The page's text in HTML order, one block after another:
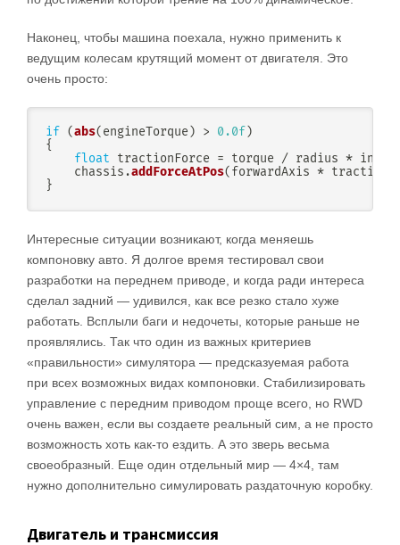
Наконец, чтобы машина поехала, нужно применить к
ведущим колесам крутящий момент от двигателя. Это
очень просто:
if (abs( engineTorque ) > 0.0f )
{
float tractionForce = torque / radius *
    chassis
.addForceAtPos( forwardAxis *
}
Интересные ситуации возникают, когда меняешь
компоновку авто. Я долгое время тестировал свои
разработки на переднем приводе, и когда ради интереса
сделал задний — удивился, как все резко стало хуже
работать. Всплыли баги и недочеты, которые раньше не
проявлялись. Так что один из важных критериев
«правильности» симулятора — предсказуемая работа
при всех возможных видах компоновки. Стабилизировать
управление с передним приводом проще всего, но RWD
очень важен, если вы создаете реальный сим, а не просто
возможность хоть как-то ездить. А это зверь весьма
своеобразный. Еще один отдельный мир — 4×4, там
нужно дополнительно симулировать раздаточную коробку.
Двигатель и трансмиссия